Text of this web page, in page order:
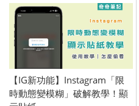
【IG新功能】Instagram「限
時動態變模糊」破解教學！顯